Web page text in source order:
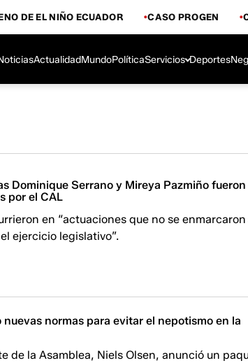
DE EL NIÑO ECUADOR CASO PROGEN
ActualidadMundoPolíticaServicios Deportes
Dominique Serrano y Mireya Pazmiño fueron
por el CAL
en “actuaciones que no se
ejercicio legislativo”.
nuevas normas para evitar el nepotismo en la
de la Asamblea, Niels Olsen, anunció un